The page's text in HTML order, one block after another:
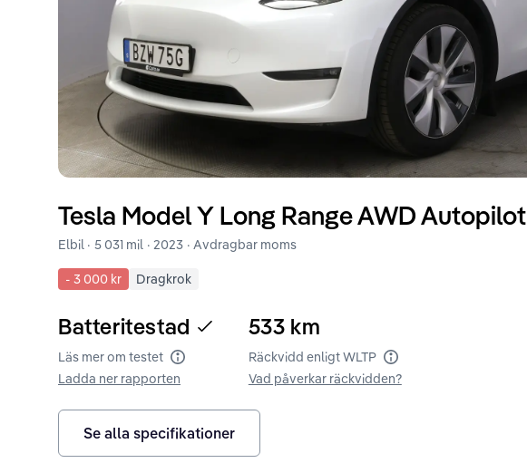
Tesla Model Y Long Range AWD Autopilot
Elbil · 5 031 mil · 2023 · Avdragbar moms
- 3 000 kr Dragkrok
Batteritestad
Läs mer om testet Batteritest
Ladda ner rapporten
533 km
Räckvidd enligt WLTP Räckvidd enligt WLTP
Vad påverkar räckvidden?
Se alla specifikationer